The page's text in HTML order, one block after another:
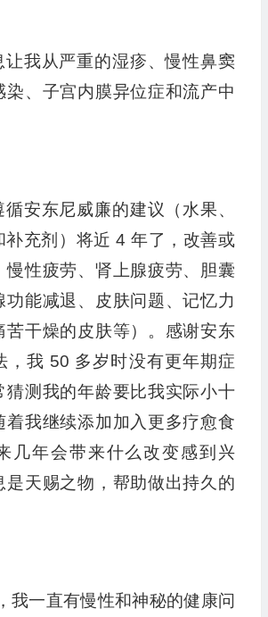
让我从严重的湿疹、慢性鼻窦
染、子宫内膜异位症和流产中
安东尼威廉的建议（水果、
补充剂）将近 4 年了，改善或
慢性疲劳、肾上腺疲劳、胆囊
功能减退、皮肤问题、记忆力
苦干燥的皮肤等）。感谢安东
，我 50 多岁时没有更年期症
猜测我的年龄要比我实际小十
着我继续添加加入更多疗愈食
几年会带来什么改变感到兴
是天赐之物，帮助做出持久的
我一直有慢性和神秘的健康问